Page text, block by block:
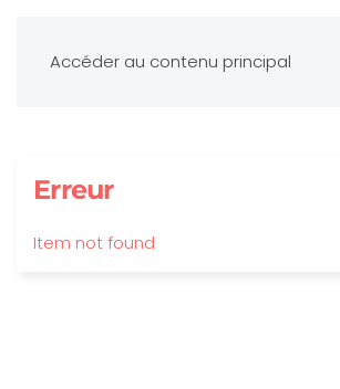
Accéder au contenu principal
Erreur
Item not found